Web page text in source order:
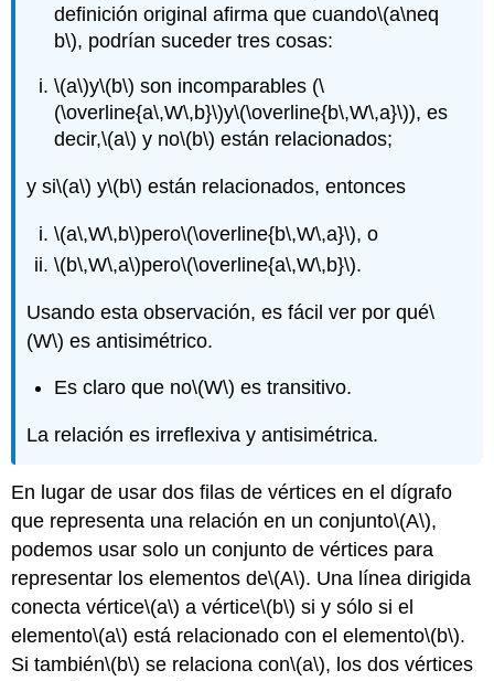
definición original afirma que cuando\(a\neq
b\), podrían suceder tres cosas:
\(a\)y\(b\) son incomparables (\
(\overline{a\,W\,b}\)y\(\overline{b\,W\,a}\)), es
decir,\(a\) y no\(b\) están relacionados;
y si\(a\) y\(b\) están relacionados, entonces
\(a\,W\,b\)pero\(\overline{b\,W\,a}\), o
\(b\,W\,a\)pero\(\overline{a\,W\,b}\).
Usando esta observación, es fácil ver por qué\
(W\) es antisimétrico.
Es claro que no\(W\) es transitivo.
La relación es irreflexiva y antisimétrica.
En lugar de usar dos filas de vértices en el dígrafo
que representa una relación en un conjunto\(A\),
podemos usar solo un conjunto de vértices para
representar los elementos de\(A\). Una línea dirigida
conecta vértice\(a\) a vértice\(b\) si y sólo si el
elemento\(a\) está relacionado con el elemento\(b\).
Si también\(b\) se relaciona con\(a\), los dos vértices